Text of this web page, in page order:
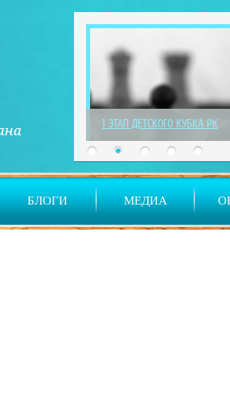
БЛОГИ МЕДИА
1 ЭТАП ДЕТСКОГО КУБКА РК